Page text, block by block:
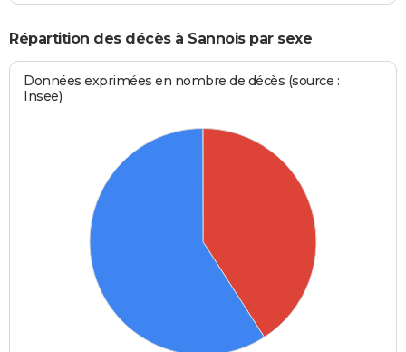
Répartition des décès à Sannois par sexe
Données exprimées en nombre de décès (source :
Insee)